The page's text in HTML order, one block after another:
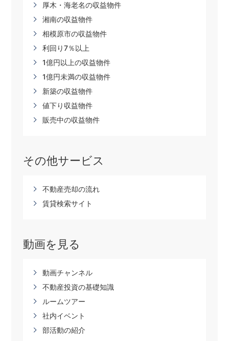
厚木・海老名の収益物件
湘南の収益物件
相模原市の収益物件
利回り7％以上
1億円以上の収益物件
1億円未満の収益物件
新築の収益物件
値下り収益物件
販売中の収益物件
その他サービス
不動産売却の流れ
賃貸検索サイト
動画を見る
動画チャンネル
不動産投資の基礎知識
ルームツアー
社内イベント
部活動の紹介